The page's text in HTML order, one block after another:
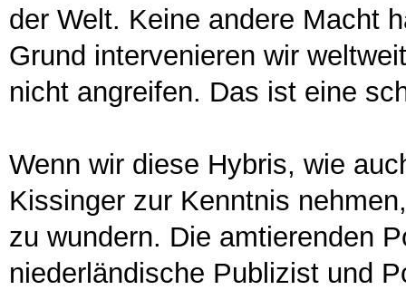
der Welt. Keine andere Macht
Grund intervenieren wir
nicht angreifen. Das ist eine
Wenn wir diese Hybris, wie
Kissinger zur Kenntnis
zu wundern. Die amtierenden
niederländische Publizist und